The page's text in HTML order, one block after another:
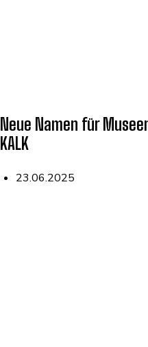
Neue Namen für
KALK
23.06.2025